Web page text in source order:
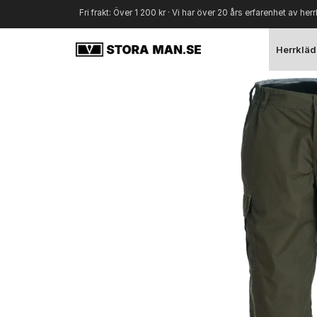
Fri frakt: Över 1 200 kr · Vi har över 20 års erfarenhet av